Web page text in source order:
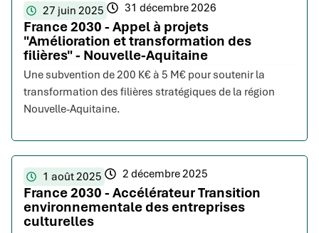
27 juin 2025 31 décembre 2026
France 2030 - Appel à projets
"Amélioration et transformation des
filières" - Nouvelle-Aquitaine
Une subvention de 200 K€ à 5 M€ pour soutenir la
transformation des filières stratégiques de la région
Nouvelle-Aquitaine.
1 août 2025 2 décembre 2025
France 2030 - Accélérateur Transition
environnementale des entreprises
culturelles